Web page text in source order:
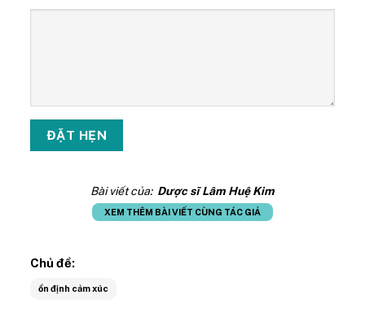
Bài viết của: Dược sĩ Lâm Huệ Kim
XEM THÊM BÀI VIẾT CÙNG TÁC GIẢ
Chủ đề:
ổn định cảm xúc